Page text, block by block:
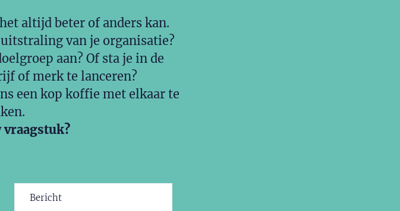
altijd beter of anders kan.
van je organisatie?
aan? Of sta je in de
of merk te lanceren?
een kop koffie met elkaar te
Bericht (Vereist)